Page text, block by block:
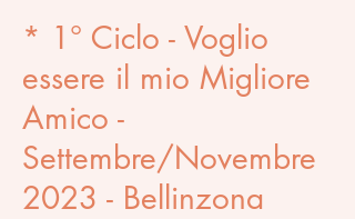
* 1° Ciclo - Voglio
essere il mio Migliore
Amico -
Settembre/Novembre
2023 - Bellinzona